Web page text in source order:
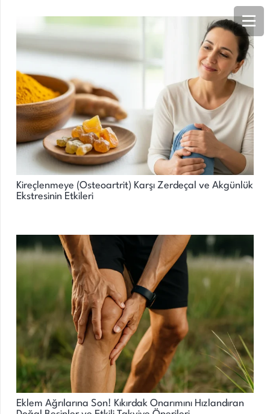
Kireçlenmeye (Osteoartrit) Karşı Zerdeçal ve Akgünlük
Ekstresinin Etkileri
Eklem Ağrılarına Son! Kıkırdak Onarımını Hızlandıran